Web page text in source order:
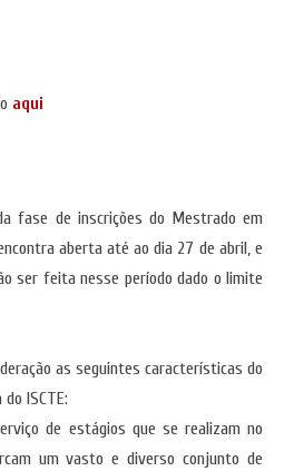
aqui
fase de inscrições do Mestrado em
aberta até ao dia 27 de abril, e
ser feita nesse período dado o limite
as seguintes características do
ISCTE:
de estágios que se realizam no
um vasto e diverso conjunto de